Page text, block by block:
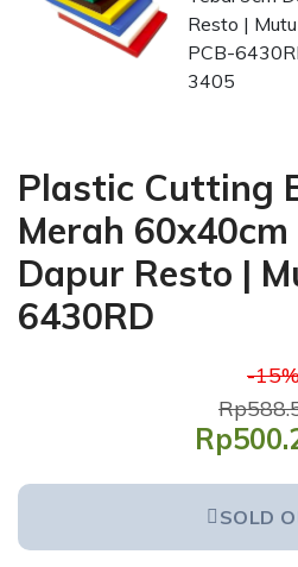
Plastic Cutting
Merah
Dapur Resto |
6430RD
-
SOLD